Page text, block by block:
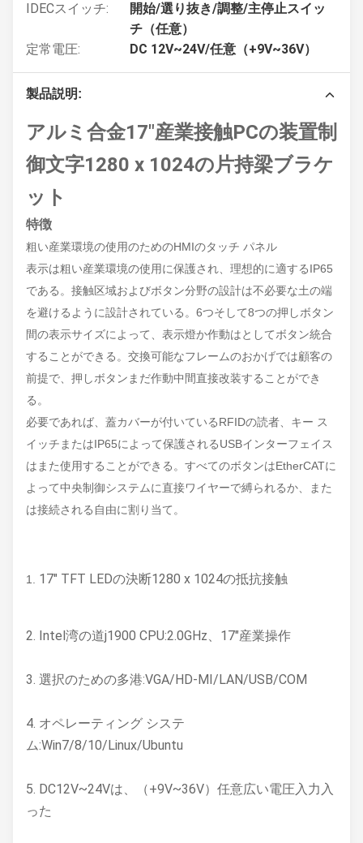
IDECスイッチ:
開始/選り抜き/調整/主停止スイッ
チ（任意）
定常電圧:
DC 12V~24V/任意（+9V~36V）
製品説明:
アルミ合金17"産業接触PCの装置制
御文字1280 x 1024の片持梁ブラケ
ット
特徴
粗い産業環境の使用のためのHMIのタッチ パネル
表示は粗い産業環境の使用に保護され、理想的に適するIP65
である。接触区域およびボタン分野の設計は不必要な土の端
を避けるように設計されている。6つそして8つの押しボタン
間の表示サイズによって、表示燈か作動はとしてボタン統合
することができる。交換可能なフレームのおかげでは顧客の
前提で、押しボタンまだ作動中間直接改装することができ
る。
必要であれば、蓋カバーが付いているRFIDの読者、キー ス
イッチまたはIP65によって保護されるUSBインターフェイス
はまた使用することができる。すべてのボタンはEtherCATに
よって中央制御システムに直接ワイヤーで縛られるか、また
は接続される自由に割り当て。
1. 17" TFT LEDの決断1280 x 1024の抵抗接触
2. Intel湾の道j1900 CPU:2.0GHz、17"産業操作
3. 選択のための多港:VGA/HD-MI/LAN/USB/COM
4. オペレーティング システ
ム:Win7/8/10/Linux/Ubuntu
5. DC12V~24Vは、（+9V~36V）任意広い電圧入力入
った